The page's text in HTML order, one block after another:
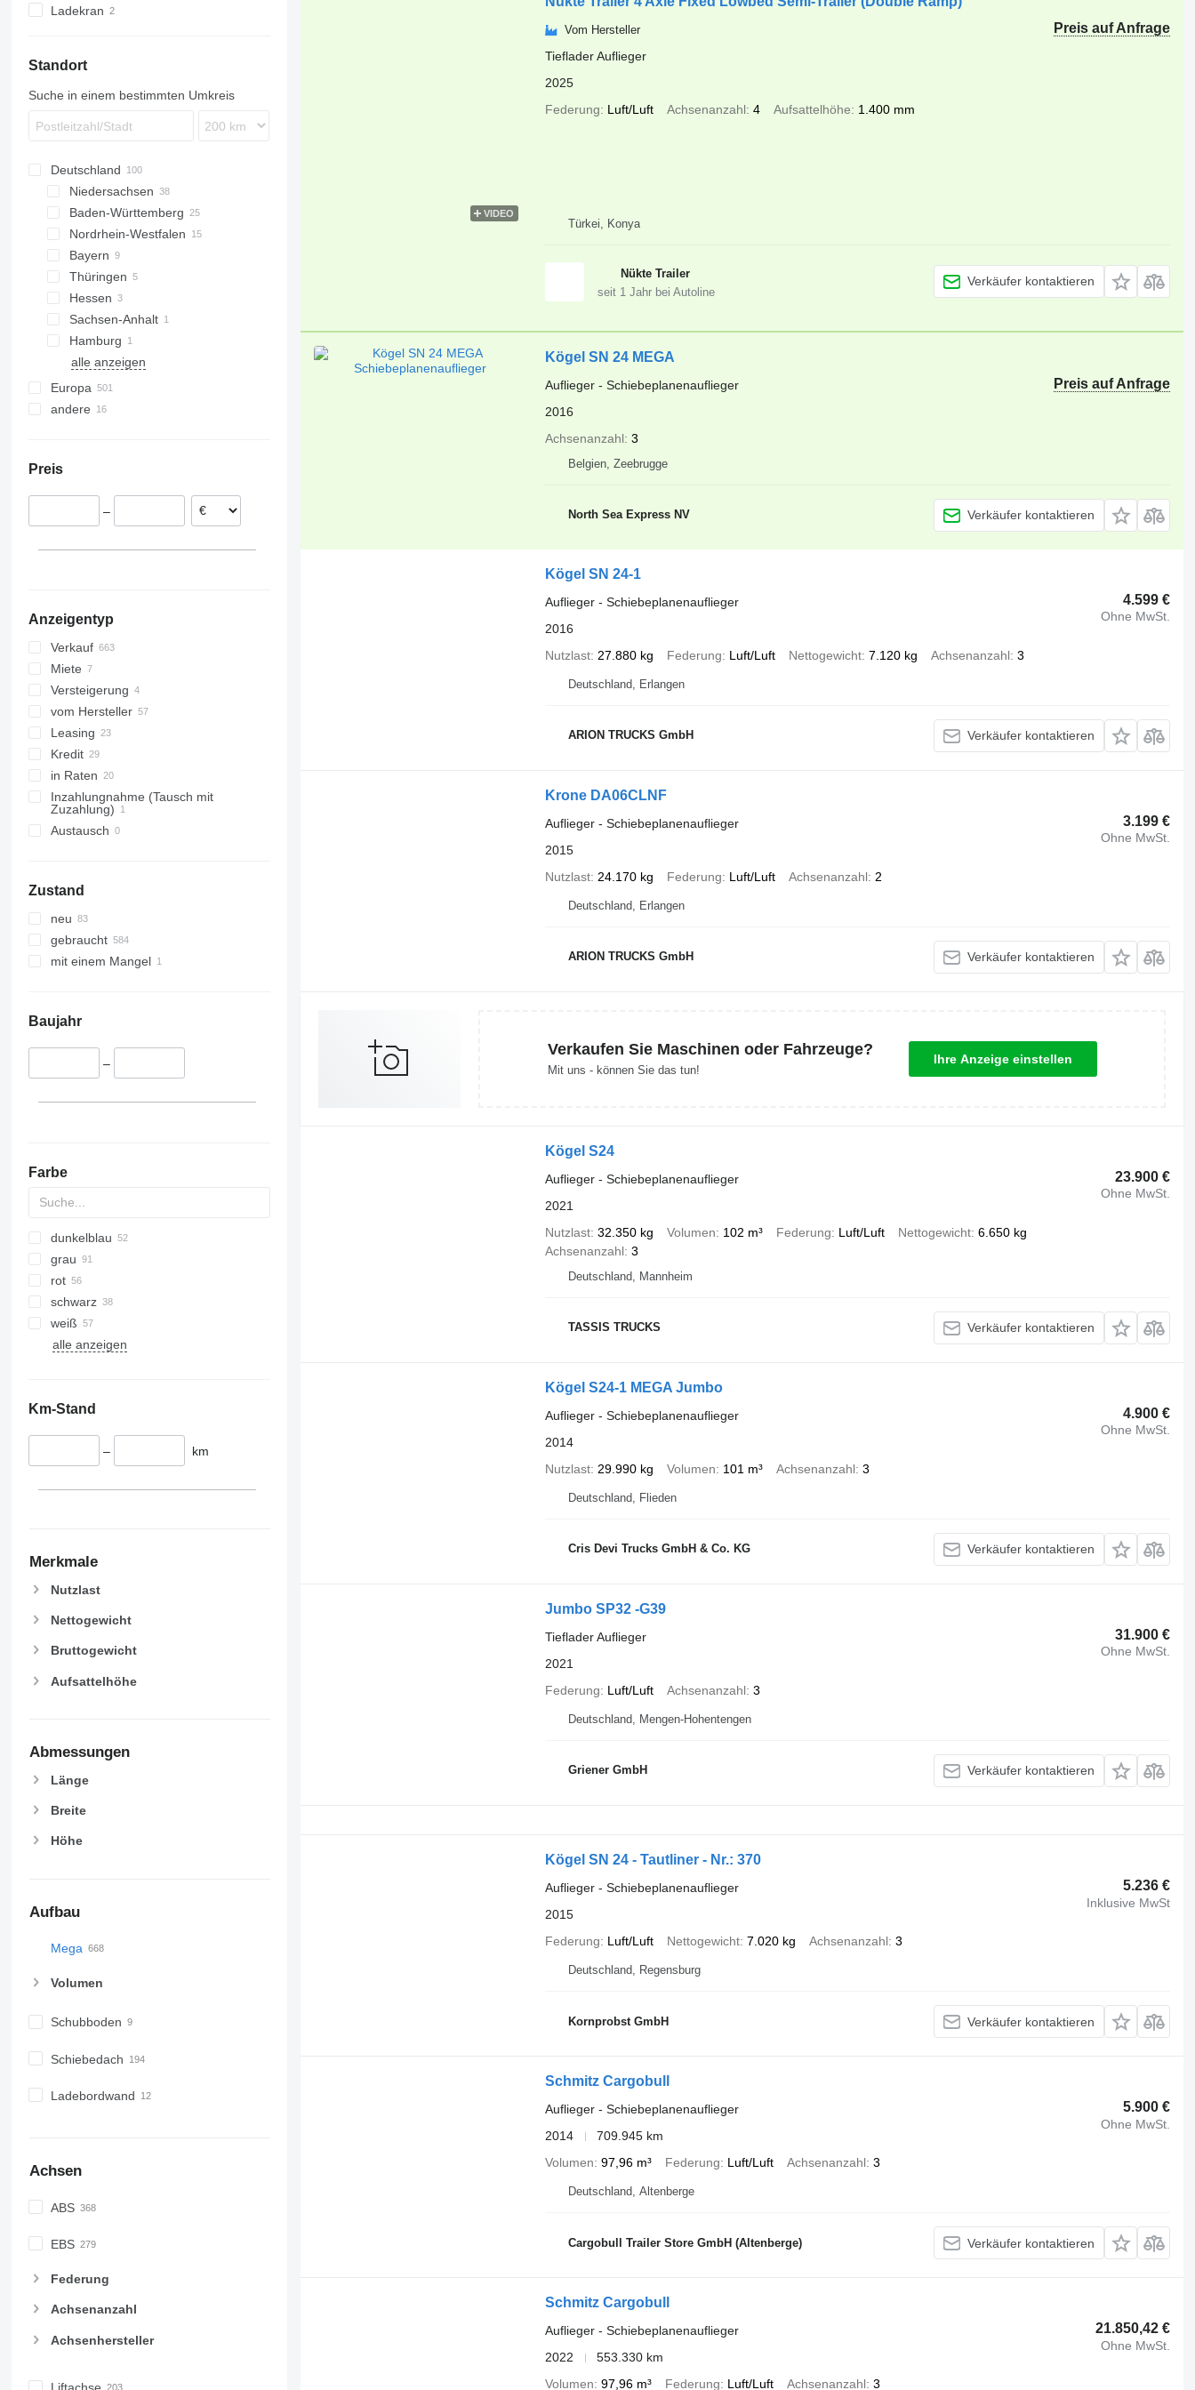
Ladekran
Standort
Suche in einem bestimmten Umkreis
Deutschland
Niedersachsen
Bovenden
Groß Ippener
Oldenburg
Bad Bentheim
Baden-Württemberg
Stuttgart
Karlsruhe
Freiburg im Breisgau
Mannheim
Nordrhein-Westfalen
Düsseldorf
Altenberge
Essen
Dülmen
Köln
Bayern
Regensburg
Erlangen
Unterschleißheim
Thüringen
Erfurt
Schleiz
Hessen
Gießen
Kassel
Sachsen-Anhalt
Coswig
Hamburg
Hamburg
Bremen
Potsdam
alle anzeigen
Europa
Polen
Niederlande
Litauen
andere
Preis
–
Anzeigentyp
Verkauf
Miete
Versteigerung
vom Hersteller
Leasing
Kredit
in Raten
Inzahlungnahme (Tausch mit
Zuzahlung)
Austausch
Zustand
neu
gebraucht
mit einem Mangel
Baujahr
–
Farbe
dunkelblau
grau
rot
schwarz
weiß
alle anzeigen
Km-Stand
– km
Merkmale
Nutzlast
Nettogewicht
Bruttogewicht
Aufsattelhöhe
Abmessungen
Länge
Breite
Höhe
Aufbau
Mega
Volumen
Schubboden
Schiebedach
Ladebordwand
Achsen
ABS
EBS
Federung
Achsenanzahl
Achsenhersteller
VIDEO
Preis auf Anfrage
Vom Hersteller
Tieflader Auflieger
2025
Federung
Luft/Luft Achsenanzahl 4 Aufsattelhöhe 1.400 mm
Türkei, Konya
Nükte Trailer
seit 1 Jahr bei Autoline
Verkäufer kontaktieren
Kögel SN 24 MEGA
Preis auf Anfrage
Auflieger - Schiebeplanenauflieger
2016
Achsenanzahl 3
Belgien, Zeebrugge
North Sea Express NV Verkäufer kontaktieren
Kögel SN 24-1
4.599 €
Ohne MwSt.
Auflieger - Schiebeplanenauflieger
2016
Nutzlast 27.880 kg Federung Luft/Luft Nettogewicht 7.120 kg Achsenanzahl 3
Deutschland, Erlangen
ARION TRUCKS GmbH Verkäufer kontaktieren
Krone DA06CLNF
3.199 €
Ohne MwSt.
Auflieger - Schiebeplanenauflieger
2015
Nutzlast 24.170 kg Federung Luft/Luft Achsenanzahl 2
Deutschland, Erlangen
ARION TRUCKS GmbH Verkäufer kontaktieren
Verkaufen Sie Maschinen oder Fahrzeuge?
Mit uns - können Sie das tun!
Ihre Anzeige einstellen
Kögel S24
23.900 €
Ohne MwSt.
Auflieger - Schiebeplanenauflieger
2021
Nutzlast 32.350 kg Volumen 102 m³ Federung Luft/Luft Nettogewicht 6.650 kg
Achsenanzahl 3
Deutschland, Mannheim
TASSIS TRUCKS Verkäufer kontaktieren
Kögel S24-1 MEGA Jumbo
4.900 €
Ohne MwSt.
Auflieger - Schiebeplanenauflieger
2014
Nutzlast 29.990 kg Volumen 101 m³ Achsenanzahl 3
Deutschland, Flieden
Cris Devi Trucks GmbH & Co. KG Verkäufer kontaktieren
Jumbo SP32 -G39
31.900 €
Ohne MwSt.
Tieflader Auflieger
2021
Federung
Luft/Luft Achsenanzahl 3
Deutschland, Mengen-Hohentengen
Griener GmbH Verkäufer kontaktieren
Kögel SN 24 - Tautliner - Nr.: 370
5.236 €
Inklusive MwSt
Auflieger - Schiebeplanenauflieger
2015
Federung
Luft/Luft Nettogewicht 7.020 kg Achsenanzahl 3
Deutschland, Regensburg
Kornprobst GmbH Verkäufer kontaktieren
Schmitz Cargobull
5.900 €
Ohne MwSt.
Auflieger - Schiebeplanenauflieger
2014
709.945 km
Volumen 97,96 m³ Federung Luft/Luft Achsenanzahl 3
Deutschland, Altenberge
Cargobull Trailer Store GmbH (Altenberge) Verkäufer kontaktieren
Schmitz Cargobull
21.850,42 €
Ohne MwSt.
Auflieger - Schiebeplanenauflieger
2022
553.330 km
Volumen 97,96 m³ Federung Luft/Luft Achsenanzahl 3